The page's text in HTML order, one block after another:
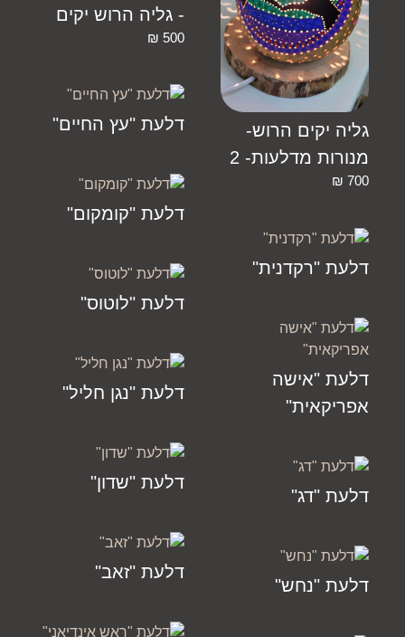
גליה יקים הרוש-
מנורות מדלעות- 2
700
₪
- גליה הרוש יקים
500
₪
דלעת "עץ החיים"
דלעת "קומקום"
דלעת "רקדנית"
דלעת "לוטוס"
דלעת "אישה
אפריקאית"
דלעת "נגן חליל"
דלעת "שדון"
דלעת "דג"
דלעת "זאב"
דלעת "נחש"